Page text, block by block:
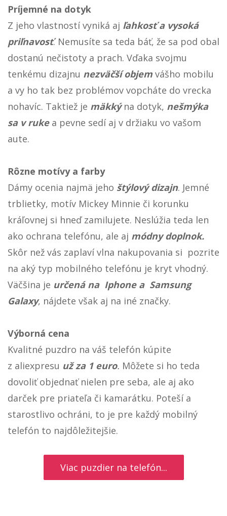
Príjemné na dotyk
Z jeho vlastností vyniká aj ľahkosť a vysoká
priľnavosť. Nemusíte sa teda báť, že sa pod obal
dostanú nečistoty a prach. Vďaka svojmu
tenkému dizajnu nezväčší objem vášho mobilu
a vy ho tak bez problémov vopcháte do vrecka
nohavíc. Taktiež je mäkkýna dotyk, nešmýka
sa v rukea pevne sedí aj v držiaku vo vašom
aute.
Rôzne motívy a farby
Dámy ocenia najmä jeho štýlový dizajn. Jemné
trblietky, motív Mickey Minnie či korunku
kráľovnej si hneď zamilujete. Neslúžia teda len
ako ochrana telefónu, ale aj módny doplnok.
Skôr než vás zaplaví vlna nakupovania si pozrite
na aký typ mobilného telefónu je kryt vhodný.
Väčšina je určená na Iphone a Samsung
Galaxy, nájdete však aj na iné značky.
Výborná cena
Kvalitné puzdro na váš telefón kúpite
z aliexpresu už za 1 euro. Môžete si ho teda
dovoliť objednať nielen pre seba, ale aj ako
darček pre priateľa či kamarátku. Poteší a
starostlivo ochráni, to je pre každý mobilný
telefón to najdôležitejšie.
Viac puzdier na telefón...